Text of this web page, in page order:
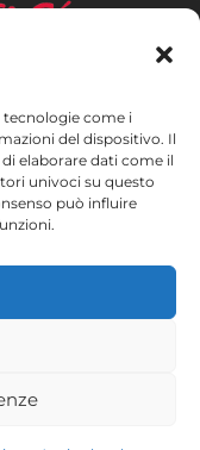
tecnologie come i
del dispositivo. Il
elaborare dati come il
univoci su questo
può influire
il cui obiettivo è
dell’informazione e
al quale ha potuto
tramite la propria
del 2020. A questo
TIC Cámaras,
sui cookie